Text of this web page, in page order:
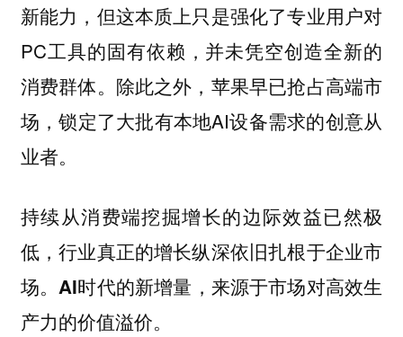
新能力，但这本质上只是强化了专业用户对
PC工具的固有依赖，并未凭空创造全新的
消费群体。除此之外，苹果早已抢占高端市
场，锁定了大批有本地AI设备需求的创意从
业者。
持续从消费端挖掘增长的边际效益已然极
低，行业真正的增长纵深依旧扎根于企业市
场。 AI时代的新增量，来源于市场对高效生
产力的价值溢价。